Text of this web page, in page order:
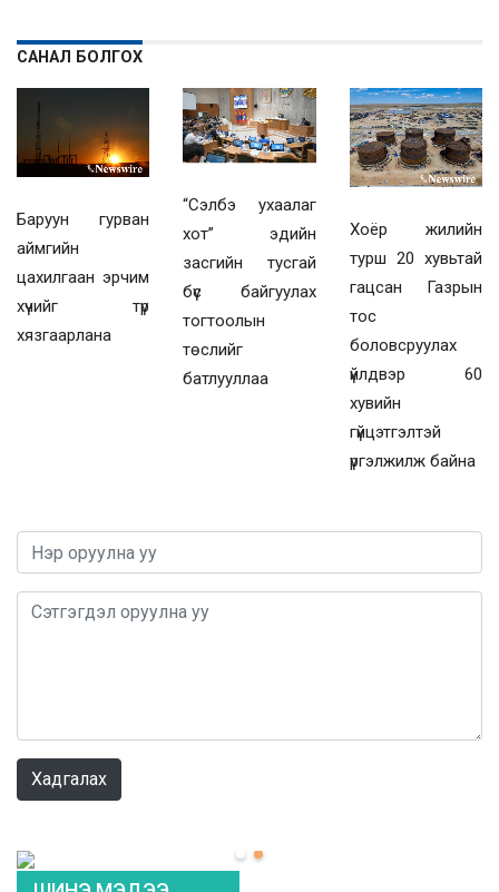
САНАЛ БОЛГОХ
Баруун гурван
аймгийн
цахилгаан эрчим
хүчийг түр
хязгаарлана
“Сэлбэ ухаалаг
хот” эдийн
засгийн тусгай
бүс байгуулах
тогтоолын
төслийг
батлууллаа
Хоёр жилийн
турш 20 хувьтай
гацсан Газрын
тос
боловсруулах
үйлдвэр 60
хувийн
гүйцэтгэлтэй
үргэлжилж байна
Хадгалах